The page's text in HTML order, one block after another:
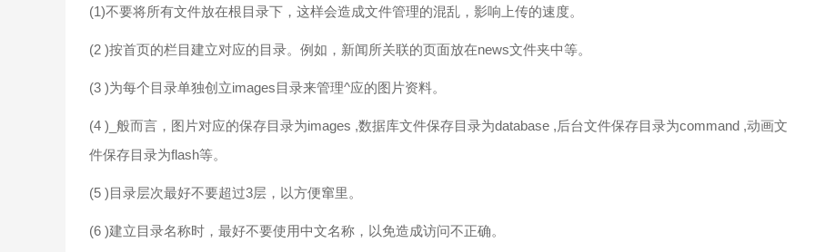
(1)不要将所有文件放在根目录下，这样会造成文件管理的混乱，影响上传的速度。
(2 )按首页的栏目建立对应的目录。例如，新闻所关联的页面放在news文件夹中等。
(3 )为每个目录单独创立images目录来管理^应的图片资料。
(4 )_般而言，图片对应的保存目录为images ,数据库文件保存目录为database ,后台文件保存目录为command ,动画文
件保存目录为flash等。
(5 )目录层次最好不要超过3层，以方便窜里。
(6 )建立目录名称时，最好不要使用中文名称，以免造成访问不正确。